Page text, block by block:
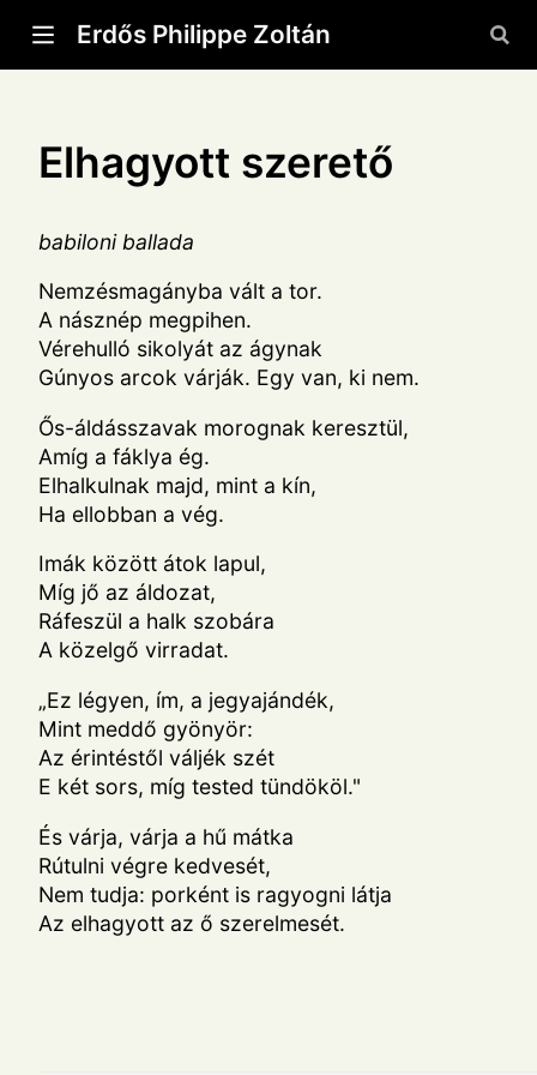
Erdős Philippe Zoltán
Elhagyott szerető
babiloni ballada
Nemzésmagányba vált a tor.
A násznép megpihen.
Vérehulló sikolyát az ágynak
Gúnyos arcok várják. Egy van, ki nem.
Ős-áldásszavak morognak keresztül,
Amíg a fáklya ég.
Elhalkulnak majd, mint a kín,
Ha ellobban a vég.
Imák között átok lapul,
Míg jő az áldozat,
Ráfeszül a halk szobára
A közelgő virradat.
„Ez légyen, ím, a jegyajándék,
Mint meddő gyönyör:
Az érintéstől váljék szét
E két sors, míg tested tündököl."
És várja, várja a hű mátka
Rútulni végre kedvesét,
Nem tudja: porként is ragyogni látja
Az elhagyott az ő szerelmesét.